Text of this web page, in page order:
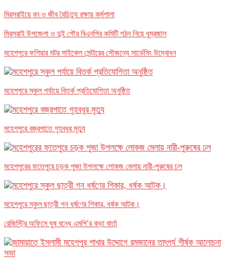
মিরসরাইয়ে বন ও জীব বৈচিত্র্য রক্ষায় কর্মশালা
মিরসরাই উপজেলা ও দুই পৌর বিএনপির কমিটি গঠন নিয়ে ধুম্রজাল
মহেশপুরে ফশিয়ার মটর সাইকেল সেন্টারের সৌজন্যে সার্ভেসিং উদ্বোধন
মহেশপুরে স্কুল পর্যায়ে বিতর্ক প্রতিযোগিতা অনুষ্ঠিত
মহেশপুরে বজ্রপাতে গৃহবধূর মৃত্যু
মহেশপুরের ফতেপুরে চড়ক পুজা উপলক্ষে লোকজ মেলায় নারী-পুরুষের ঢল
মহেশপুরে স্কুল ছাত্রী গন ধর্ষণের শিকার, ধর্ষক আটক।
রেজিস্ট্রি অফিসে ঘুষ বন্ধে এমপি’র কড়া বার্তা